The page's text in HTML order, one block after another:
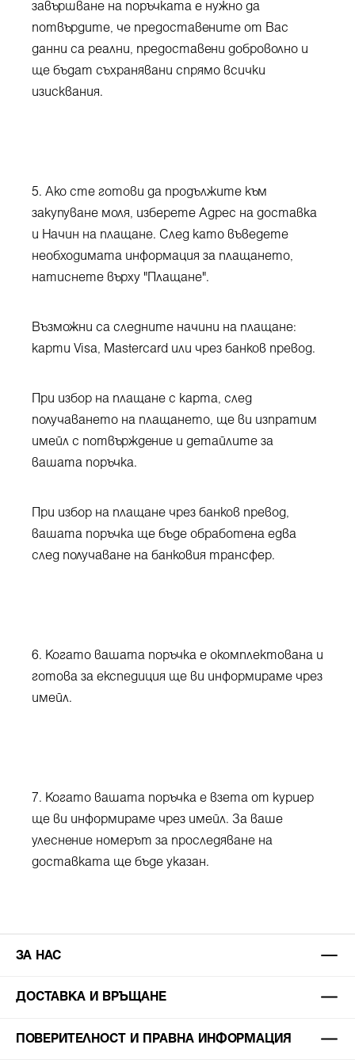
завършване на поръчката е нужно да
потвърдите, че предоставените от Вас
данни са реални, предоставени доброволно и
ще бъдат съхранявани спрямо всички
изисквания.
5. Ако сте готови да продължите към
закупуване моля, изберете Адрес на доставка
и Начин на плащане. След като въведете
необходимата информация за плащането,
натиснете върху "Плащане".
Възможни са следните начини на плащане:
карти Visa, Mastercard или чрез банков превод.
При избор на плащане с карта, след
получаването на плащането, ще ви изпратим
имейл с потвърждение и детайлите за
вашата поръчка.
При избор на плащане чрез банков превод,
вашата поръчка ще бъде обработена едва
след получаване на банковия трансфер.
6. Когато вашата поръчка е окомплектована и
готова за експедиция ще ви информираме чрез
имейл.
7. Когато вашата поръчка е взета от куриер
ще ви информираме чрез имейл. За ваше
улеснение номерът за проследяване на
доставката ще бъде указан.
ЗА НАС
ДОСТАВКА И ВРЪЩАНЕ
ПОВЕРИТЕЛНОСТ И ПРАВНА ИНФОРМАЦИЯ